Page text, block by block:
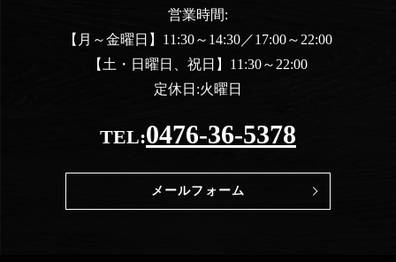
営業時間:
【月～金曜日】11:30～14:30／17:00～22:00
【土・日曜日、祝日】11:30～22:00
定休日:火曜日
TEL:0476-36-5378
メールフォーム